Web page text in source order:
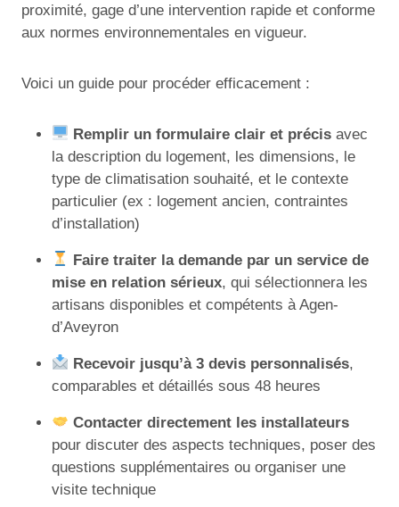
proximité, gage d’une intervention rapide et conforme
aux normes environnementales en vigueur.
Voici un guide pour procéder efficacement :
Remplir un formulaire clair et précis avec
la description du logement, les dimensions, le
type de climatisation souhaité, et le contexte
particulier (ex : logement ancien, contraintes
d’installation)
Faire traiter la demande par un service de
mise en relation sérieux, qui sélectionnera les
artisans disponibles et compétents à Agen-
d’Aveyron
Recevoir jusqu’à 3 devis personnalisés,
comparables et détaillés sous 48 heures
Contacter directement les installateurs
pour discuter des aspects techniques, poser des
questions supplémentaires ou organiser une
visite technique